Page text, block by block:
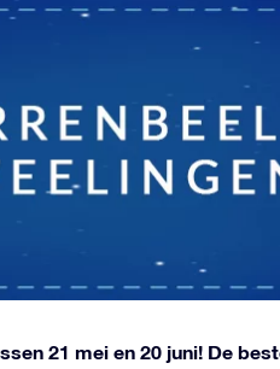
21 mei en 20 juni! De